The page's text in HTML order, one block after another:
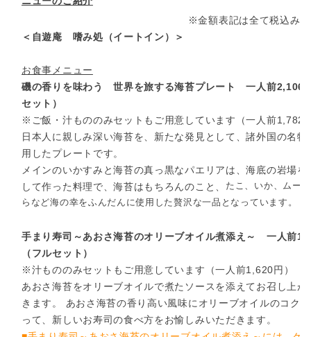
※金額表記は全て税込みと
＜自遊庵 嗜み処（イートイン）＞
お食事メニュー
磯の香りを味わう 世界を旅する海苔プレート 一人前2,106
セット）
※ご飯・汁もののみセットもご用意しています（一人前1,782
日本人に親しみ深い海苔を、新たな発見として、諸外国の名物
用したプレートです。
メインのいかすみと海苔の真っ黒なパエリアは、海底の岩場を
して作った料理で、海苔はもちろんのこと、 たこ、いか、ムー
らなど海の幸をふんだんに使用した贅沢な一品となっています。
手まり寿司～あおさ海苔のオリーブオイル煮添え～
一人前
（フルセット）
※汁もののみセットもご用意しています（一人前1,620円）
あおさ海苔をオリーブオイルで煮たソースを添えてお召し上が
きます。 あおさ海苔の香り高い風味にオリーブオイルのコク
って、新しいお寿司の食べ方をお愉しみいただきます。